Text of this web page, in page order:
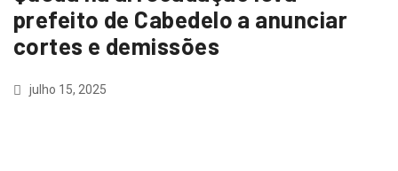
prefeito de Cabedelo a anunciar
cortes e demissões
julho 15, 2025